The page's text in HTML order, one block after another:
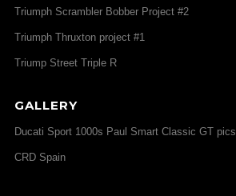
Triumph Scrambler Bobber Project #2
Triumph Thruxton project #1
Triump Street Triple R
GALLERY
Ducati Sport 1000s Paul Smart Classic GT pics
CRD Spain